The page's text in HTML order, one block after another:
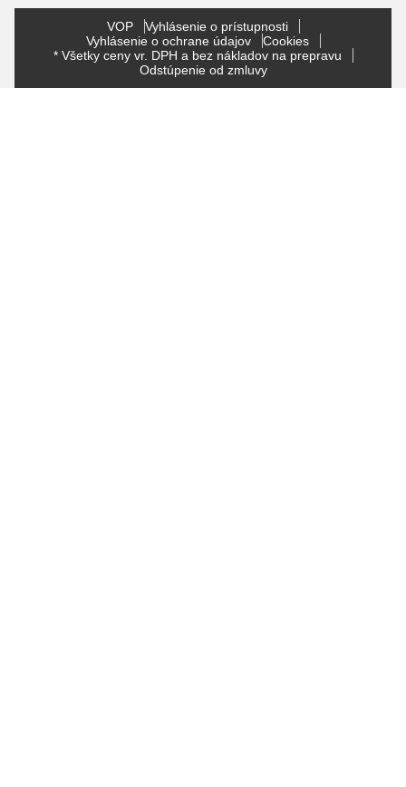
VOP
Vyhlásenie o prístupnosti
Vyhlásenie o ochrane údajov
Cookies
* Všetky ceny vr. DPH a bez nákladov na prepravu
Odstúpenie od zmluvy